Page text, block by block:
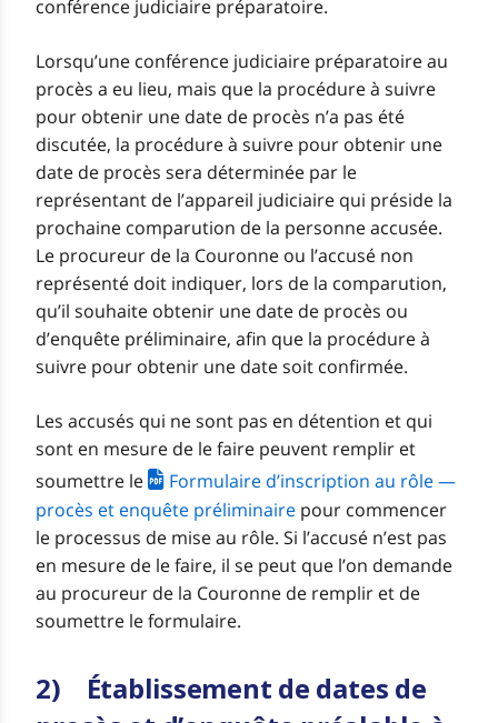
conférence judiciaire préparatoire.
Lorsqu’une conférence judiciaire préparatoire au
procès a eu lieu, mais que la procédure à suivre
pour obtenir une date de procès n’a pas été
discutée, la procédure à suivre pour obtenir une
date de procès sera déterminée par le
représentant de l’appareil judiciaire qui préside la
prochaine comparution de la personne accusée.
Le procureur de la Couronne ou l’accusé non
représenté doit indiquer, lors de la comparution,
qu’il souhaite obtenir une date de procès ou
d’enquête préliminaire, afin que la procédure à
suivre pour obtenir une date soit confirmée.
Les accusés qui ne sont pas en détention et qui
sont en mesure de le faire peuvent remplir et
soumettre le
Formulaire d’inscription au rôle —
procès et enquête préliminaire pour commencer
le processus de mise au rôle. Si l’accusé n’est pas
en mesure de le faire, il se peut que l’on demande
au procureur de la Couronne de remplir et de
soumettre le formulaire.
2) Établissement de dates de